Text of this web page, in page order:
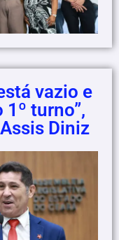
vazio e
turno”,
Diniz